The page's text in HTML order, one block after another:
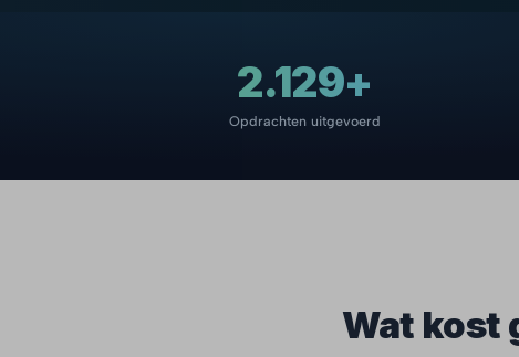
2.129+
Opdrachten uitgevoerd
Wat kost